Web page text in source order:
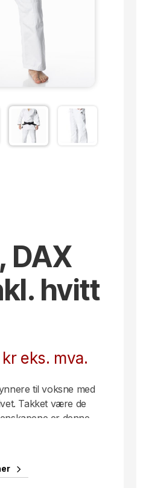
DAX
hvitt
krPrisområde:
533 kr
til
eks. mva.
til voksne med
Takket være de
er denne
egnet for andre
Leveransen